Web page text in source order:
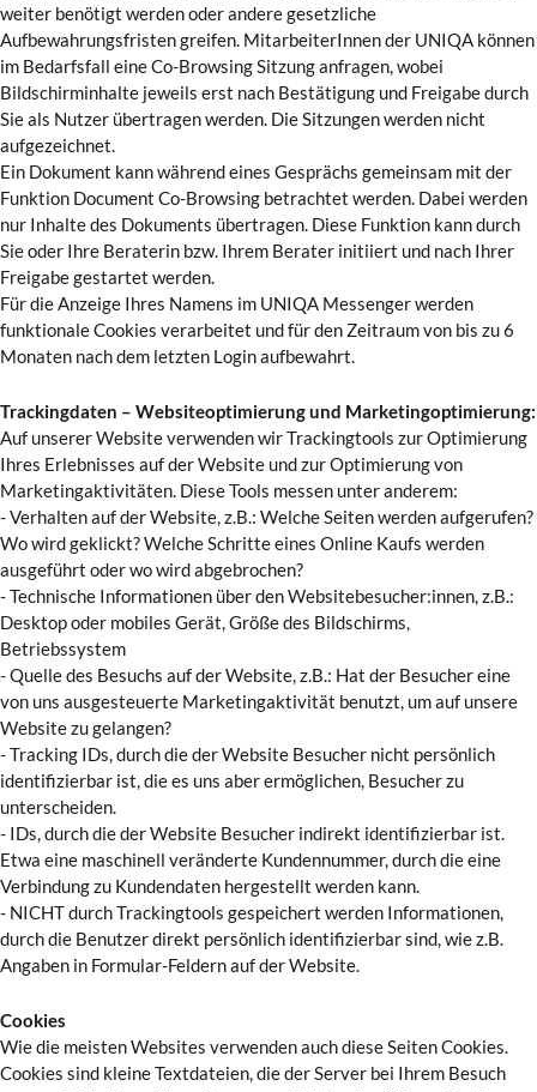
weiter benötigt werden oder andere gesetzliche
Aufbewahrungsfristen greifen. MitarbeiterInnen der UNIQA können
im Bedarfsfall eine Co-Browsing Sitzung anfragen, wobei
Bildschirminhalte jeweils erst nach Bestätigung und Freigabe durch
Sie als Nutzer übertragen werden. Die Sitzungen werden nicht
aufgezeichnet.
Ein Dokument kann während eines Gesprächs gemeinsam mit der
Funktion Document Co-Browsing betrachtet werden. Dabei werden
nur Inhalte des Dokuments übertragen. Diese Funktion kann durch
Sie oder Ihre Beraterin bzw. Ihrem Berater initiiert und nach Ihrer
Freigabe gestartet werden.
Für die Anzeige Ihres Namens im UNIQA Messenger werden
funktionale Cookies verarbeitet und für den Zeitraum von bis zu 6
Monaten nach dem letzten Login aufbewahrt.
Trackingdaten – Websiteoptimierung und Marketingoptimierung:
Auf unserer Website verwenden wir Trackingtools zur Optimierung
Ihres Erlebnisses auf der Website und zur Optimierung von
Marketingaktivitäten. Diese Tools messen unter anderem:
- Verhalten auf der Website, z.B.: Welche Seiten werden aufgerufen?
Wo wird geklickt? Welche Schritte eines Online Kaufs werden
ausgeführt oder wo wird abgebrochen?
- Technische Informationen über den Websitebesucher:innen, z.B.:
Desktop oder mobiles Gerät, Größe des Bildschirms,
Betriebssystem
- Quelle des Besuchs auf der Website, z.B.: Hat der Besucher eine
von uns ausgesteuerte Marketingaktivität benutzt, um auf unsere
Website zu gelangen?
- Tracking IDs, durch die der Website Besucher nicht persönlich
identifizierbar ist, die es uns aber ermöglichen, Besucher zu
unterscheiden.
- IDs, durch die der Website Besucher indirekt identifizierbar ist.
Etwa eine maschinell veränderte Kundennummer, durch die eine
Verbindung zu Kundendaten hergestellt werden kann.
- NICHT durch Trackingtools gespeichert werden Informationen,
durch die Benutzer direkt persönlich identifizierbar sind, wie z.B.
Angaben in Formular-Feldern auf der Website.
Cookies
Wie die meisten Websites verwenden auch diese Seiten Cookies.
Cookies sind kleine Textdateien, die der Server bei Ihrem Besuch